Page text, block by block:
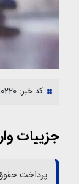
کد خبر: 10220
جزییات
پرداخت